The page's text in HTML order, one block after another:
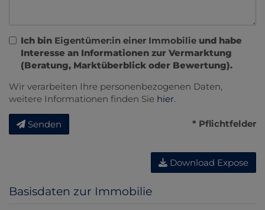
Ich bin Eigentümer:in einer Immobilie und habe
Interesse an Informationen zur Vermarktung
(Beratung, Marktüberblick oder Bewertung).
Wir verarbeiten Ihre personenbezogenen Daten,
weitere Informationen finden Sie hier.
Senden * Pflichtfelder
Download Expose
Basisdaten zur Immobilie